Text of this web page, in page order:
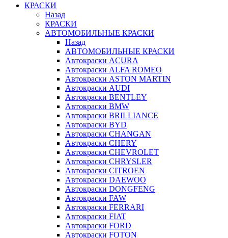
КРАСКИ
Назад
КРАСКИ
АВТОМОБИЛЬНЫЕ КРАСКИ
Назад
АВТОМОБИЛЬНЫЕ КРАСКИ
Автокраски ACURA
Автокраски ALFA ROMEO
Автокраски ASTON MARTIN
Автокраски AUDI
Автокраски BENTLEY
Автокраски BMW
Автокраски BRILLIANCE
Автокраски BYD
Автокраски CHANGAN
Автокраски CHERY
Автокраски CHEVROLET
Автокраски CHRYSLER
Автокраски CITROEN
Автокраски DAEWOO
Автокраски DONGFENG
Автокраски FAW
Автокраски FERRARI
Автокраски FIAT
Автокраски FORD
Автокраски FOTON